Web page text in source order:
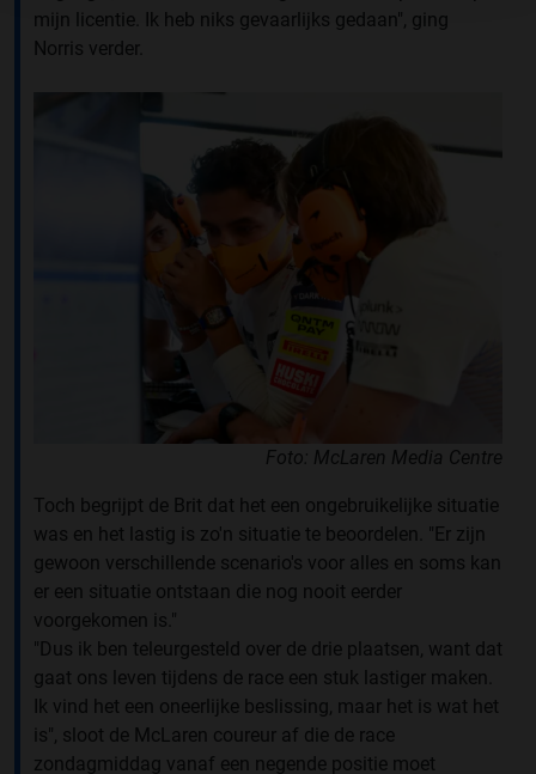
mijn licentie. Ik heb niks gevaarlijks gedaan", ging
Norris verder.
Foto: McLaren Media Centre
Toch begrijpt de Brit dat het een ongebruikelijke situatie
was en het lastig is zo'n situatie te beoordelen. "Er zijn
gewoon verschillende scenario's voor alles en soms kan
er een situatie ontstaan die nog nooit eerder
voorgekomen is."
"Dus ik ben teleurgesteld over de drie plaatsen, want dat
gaat ons leven tijdens de race een stuk lastiger maken.
Ik vind het een oneerlijke beslissing, maar het is wat het
is", sloot de McLaren coureur af die de race
zondagmiddag vanaf een negende positie moet